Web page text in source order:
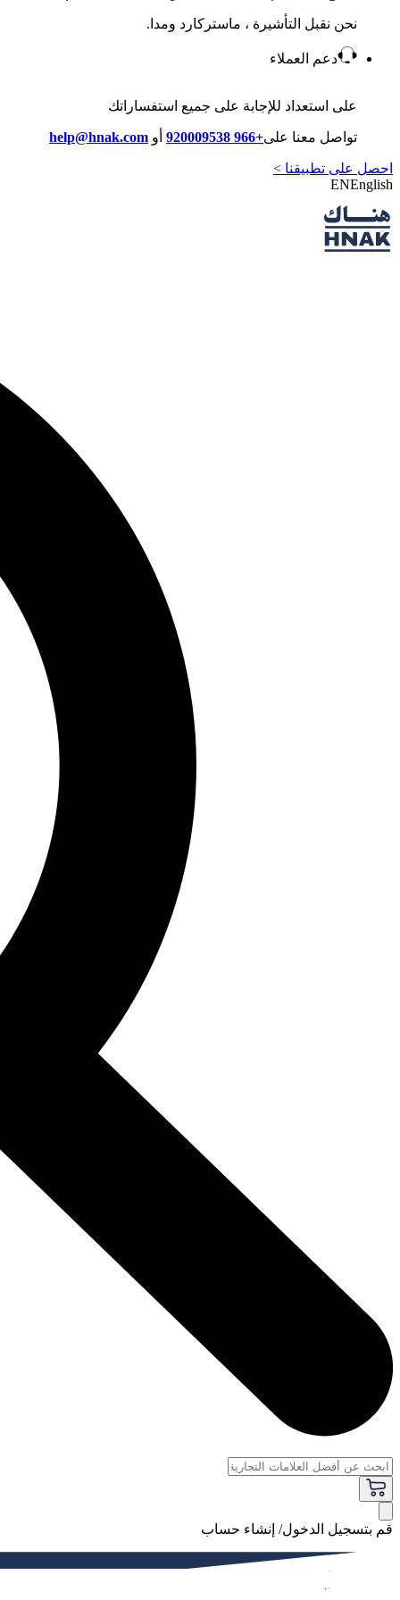
نحن نقبل التأشيرة ، ماستركارد ومدا.
دعم العملاء
على استعداد للإجابة على جميع استفساراتك
تواصل معنا على+966 920009538 أو help@hnak.com
احصل على تطبيقنا >
ENEnglish
قم بتسجيل الدخول/ إنشاء حساب
فاخر
النساء
الرجال